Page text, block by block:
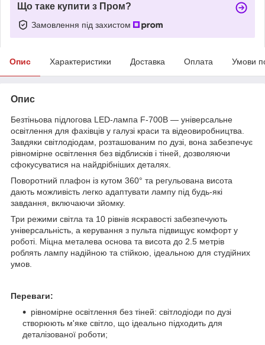
Що таке купити з Пром?
Замовлення під захистом
Опис Характеристики Доставка Оплата Умови
Опис
Безтіньова підлогова LED-лампа F-700B — універсальне
освітлення для фахівців у галузі краси та відеовиробництва.
Завдяки світлодіодам, розташованим по дузі, вона забезпечує
рівномірне освітлення без відблисків і тіней, дозволяючи
сфокусуватися на найдрібніших деталях.
Поворотний плафон із кутом 360° та регульована висота
дають можливість легко адаптувати лампу під будь-які
завдання, включаючи зйомку.
Три режими світла та 10 рівнів яскравості забезпечують
універсальність, а керування з пульта підвищує комфорт у
роботі. Міцна металева основа та висота до 2.5 метрів
роблять лампу надійною та стійкою, ідеальною для студійних
умов.
Переваги:
рівномірне освітлення без тіней: світлодіоди по дузі
створюють м'яке світло, що ідеально підходить для
деталізованої роботи;